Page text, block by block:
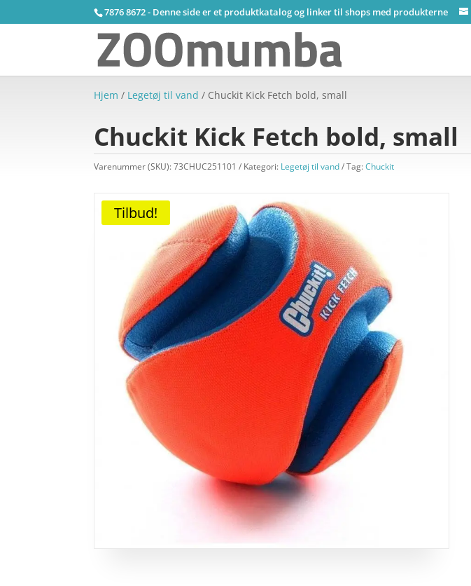
7876 8672 - Denne side er et produktkatalog og linker til shops med produkterne
Hjem / Legetøj til vand / Chuckit Kick Fetch bold, small
Chuckit Kick Fetch bold, small
Varenummer (SKU):73CHUC251101 Kategori: Legetøj til vand Tag:Chuckit
Tilbud!